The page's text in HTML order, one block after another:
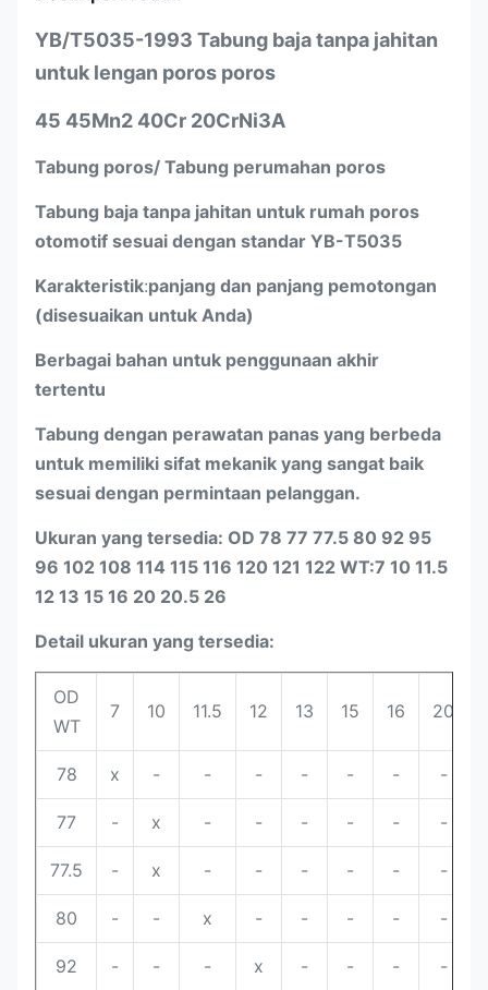
YB/T5035-1993 Tabung baja tanpa jahitan
untuk lengan poros poros
45 45Mn2 40Cr 20CrNi3A
Tabung poros/ Tabung perumahan poros
Tabung baja tanpa jahitan untuk rumah poros
otomotif sesuai dengan standar YB-T5035
Karakteristik:panjang dan panjang pemotongan
(disesuaikan untuk Anda)
Berbagai bahan untuk penggunaan akhir
tertentu
Tabung dengan perawatan panas yang berbeda
untuk memiliki sifat mekanik yang sangat baik
sesuai dengan permintaan pelanggan.
Ukuran yang tersedia: OD 78 77 77.5 80 92 95
96 102 108 114 115 116 120 121 122 WT:7 10 11.5
12 13 15 16 20 20.5 26
Detail ukuran yang tersedia:
OD
WT
7 10 11.5 12 13 15 16 20
78 x - - - - - - -
77 - x - - - - - -
77.5 - x - - - - - -
80 - - x - - - - -
92 - - - x - - - -